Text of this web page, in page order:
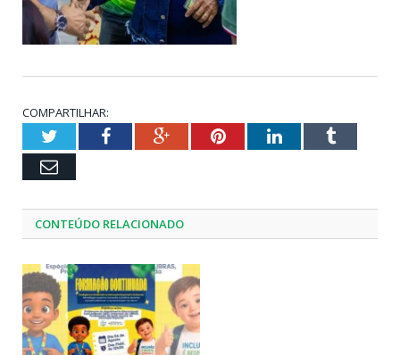
COMPARTILHAR:
TwitterFacebookGoogle+PinterestLinkedInTumblr
Email
CONTEÚDO RELACIONADO